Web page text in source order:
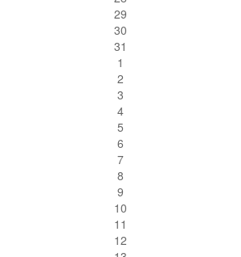
29
30
31
1
2
3
4
5
6
7
8
9
10
11
12